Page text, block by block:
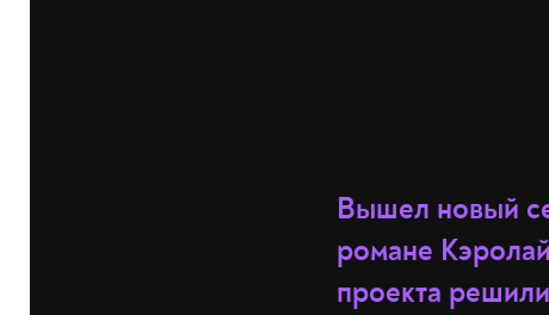
Вышел новый
романе
проекта